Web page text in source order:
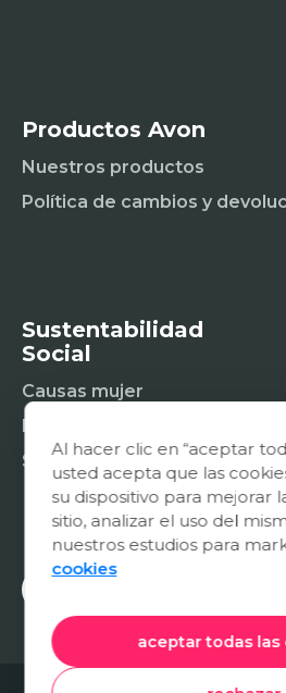
Productos Avon
Nuestros productos
Política de cambios y
Sustentabilidad
Social
Causas mujer
Fundación
Sostenibilidad social
Al hacer clic en “aceptar
usted acepta que las
su dispositivo para mejorar
sitio, analizar el uso del
nuestros estudios para
cookies
aceptar todas las